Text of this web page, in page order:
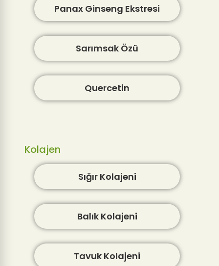
Panax Ginseng Ekstresi
Sarımsak Özü
Quercetin
Kolajen
Sığır Kolajeni
Balık Kolajeni
Tavuk Kolajeni